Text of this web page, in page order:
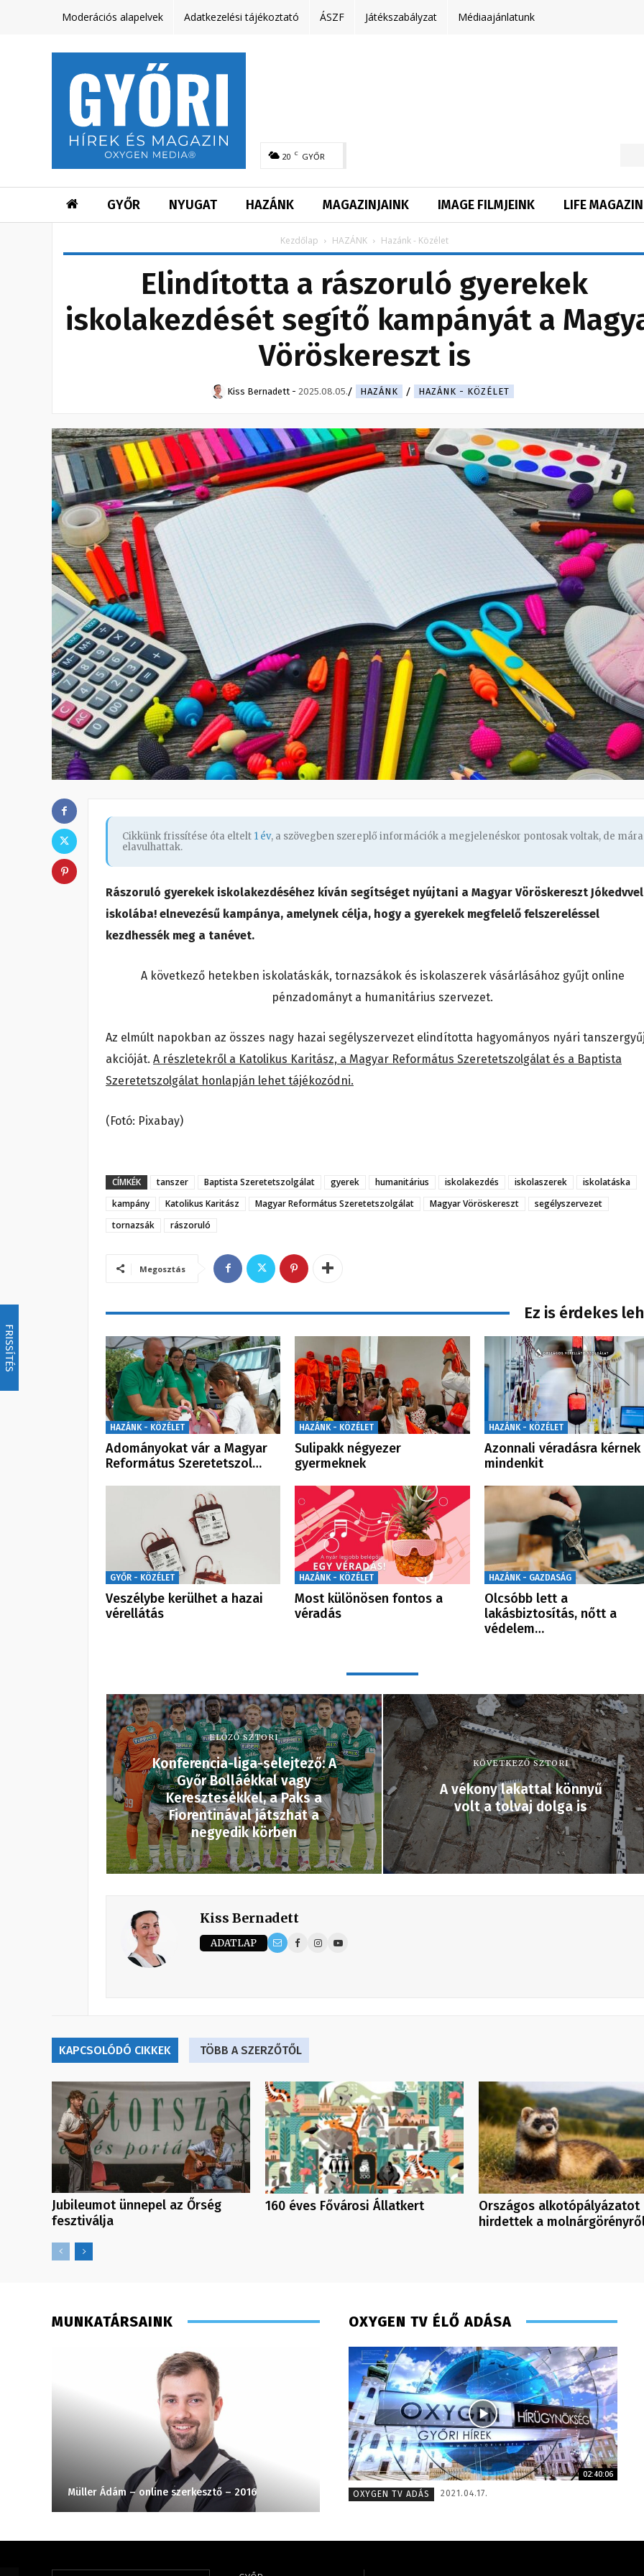
FRISSÍTÉS
Moderációs alapelvek Adatkezelési tájékoztató ÁSZF Játékszabályzat Médiaajánlatunk
20 C GYŐR
GYŐR NYUGAT HAZÁNK MAGAZINJAINK IMAGE FILMJEINK LIFE MAGAZIN
Kezdőlap HAZÁNK Hazánk - Közélet
Elindította a rászoruló gyerekek
iskolakezdését segítő kampányát a
Vöröskereszt is
Kiss Bernadett - 2025.08.05. HAZÁNK HAZÁNK - KÖZÉLET
Cikkünk frissítése óta eltelt 1 év, a szövegben szereplő információk a megjelenéskor pontosak voltak, de mára
elavulhattak.
Rászoruló gyerekek iskolakezdéséhez kíván segítséget nyújtani a Magyar Vöröskereszt
iskolába! elnevezésű kampánya, amelynek célja, hogy a gyerekek megfelelő felszereléssel
kezdhessék meg a tanévet.
A következő hetekben iskolatáskák, tornazsákok és iskolaszerek vásárlásához gyűjt online
pénzadományt a humanitárius szervezet.
Az elmúlt napokban az összes nagy hazai segélyszervezet elindította hagyományos nyári
akcióját. A részletekről a Katolikus Karitász, a Magyar Református Szeretetszolgálat és a Baptista
Szeretetszolgálat honlapján lehet tájékozódni.
(Fotó: Pixabay)
CÍMKÉK tanszer Baptista Szeretetszolgálat gyerek humanitárius iskolakezdés iskolaszerek
iskolatáska
kampány
Katolikus Karitász Magyar Református Szeretetszolgálat Magyar Vöröskereszt
segélyszervezet
tornazsák
rászoruló
Megosztás
Ez is érdekes
HAZÁNK - KÖZÉLET
Adományokat vár a Magyar
Református Szeretetszol…
HAZÁNK - KÖZÉLET
Sulipakk négyezer
gyermeknek
HAZÁNK - KÖZÉLET
Azonnali véradásra kérnek
mindenkit
GYŐR - KÖZÉLET
Veszélybe kerülhet a hazai
vérellátás
HAZÁNK - KÖZÉLET
Most különösen fontos a
véradás
HAZÁNK - GAZDASÁG
Olcsóbb lett a
lakásbiztosítás, nőtt a
védelem…
ELŐZŐ SZTORI
Konferencia-liga-selejtező: A
Győr Bolláékkal vagy
Keresztesékkel, a Paks a
Fiorentinával játszhat a
negyedik körben
KÖVETKEZŐ SZTORI
A vékony lakattal könnyű
volt a tolvaj dolga is
Kiss Bernadett
ADATLAP
KAPCSOLÓDÓ CIKKEK TÖBB A SZERZŐTŐL
Jubileumot ünnepel az Őrség
fesztiválja
160 éves Fővárosi Állatkert
Országos alkotópályázatot
hirdettek a
MUNKATÁRSAINK
Müller Ádám – online szerkesztő – 2016 Monoczki Mária – értékesítési vezető – 2014
OXYGEN TV ÉLŐ ADÁSA
02:40:06
OXYGEN TV ADÁS
2021.04.17.